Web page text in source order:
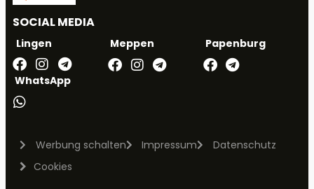
SOCIAL MEDIA
Lingen Meppen Papenburg
WhatsApp
Werbung schalten Impressum
Datenschutz
Cookies